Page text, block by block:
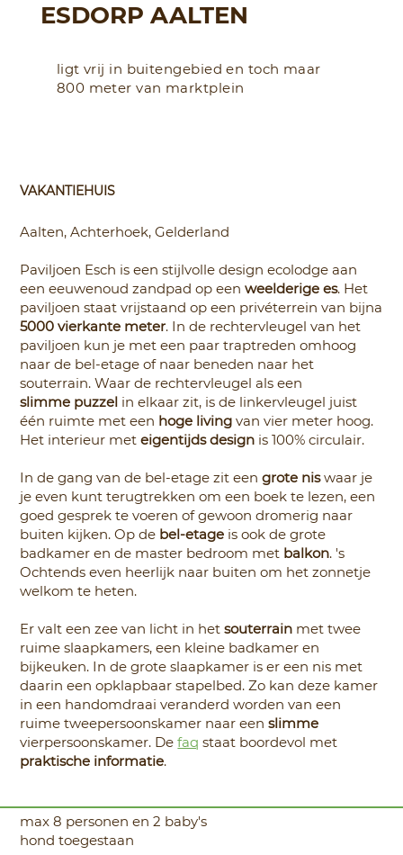
ESDORP AALTEN
ligt vrij in buitengebied en toch maar
800 meter van marktplein
Paviljoen Esch is een stijlvolle design ecolodge aan
een eeuwenoud zandpad op eenweelderige es. Het
paviljoen staat vrijstaand op een privéterrein van bijna
5000 vierkante meter. In de rechtervleugel van het
paviljoen kun je met een paar traptreden omhoog
naar de bel-etage of naar beneden naar het
souterrain. Waar de rechtervleugel als een
slimme puzzel in elkaar zit, is de linkervleugel juist
één ruimte met een hoge living van vier meter hoog.
Het interieur meteigentijds design is 100% circulair.
In de gang van de bel-etage zit eengrote niswaar je
je even kunt terugtrekken om een boek te lezen, een
goed gesprek te voeren of gewoon dromerig naar
buiten kijken. Op de bel-etage is ook de grote
badkamer en de master bedroom met balkon. 's
Ochtends even heerlijk naar buiten om het zonnetje
welkom te heten.
Er valt een zee van licht in hetsouterrain met twee
ruime slaapkamers, een kleine badkamer en
bijkeuken. In de grote slaapkamer is er een nis met
daarin een opklapbaar stapelbed. Zo kan deze kamer
in een handomdraai veranderd worden van een
ruime tweepersoonskamer naar eenslimme
vierpersoonskamer. Defaq staat boordevol met
praktische informatie.
max 8 personen en 2 baby's
VAKANTIE​HUIS
Aalten, Achterhoek, Gelderland
hond toegestaan